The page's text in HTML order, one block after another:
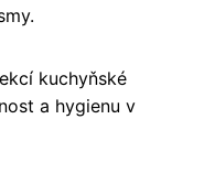
kuchyňské
a hygienu v